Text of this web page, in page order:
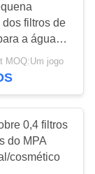
38
filtros de
a água
MOQ:Um jogo
0,4 filtros
do MPA
cosmético